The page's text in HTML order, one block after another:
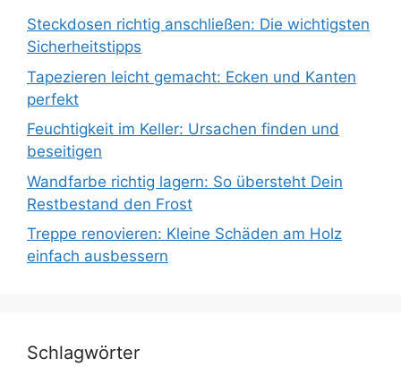
Steckdosen richtig anschließen: Die wichtigsten
Sicherheitstipps
Tapezieren leicht gemacht: Ecken und Kanten
perfekt
Feuchtigkeit im Keller: Ursachen finden und
beseitigen
Wandfarbe richtig lagern: So übersteht Dein
Restbestand den Frost
Treppe renovieren: Kleine Schäden am Holz
einfach ausbessern
Schlagwörter